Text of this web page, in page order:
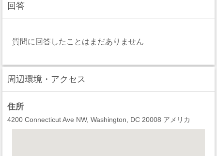
回答
質問に回答したことはまだありません
周辺環境・アクセス
住所
4200 Connecticut Ave NW, Washington, DC 20008 アメリカ